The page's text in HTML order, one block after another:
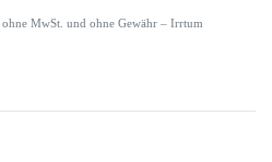
MwSt. und ohne Gewähr – Irrtum